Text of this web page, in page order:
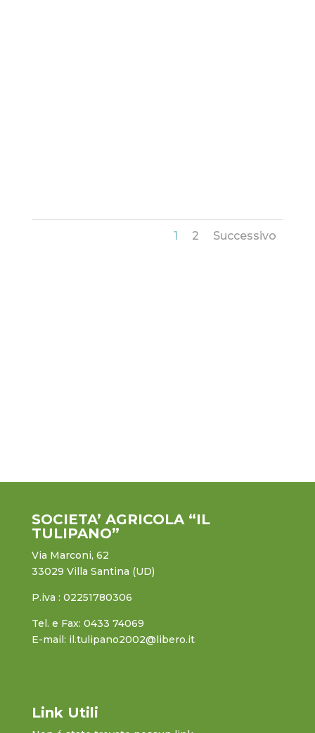
1 2 Successivo
SOCIETA’ AGRICOLA “IL
TULIPANO”
Via Marconi, 62
33029 Villa Santina (UD)
P.iva : 02251780306
Tel. e Fax: 0433 74069
E-mail: il.tulipano2002@libero.it
Link Utili